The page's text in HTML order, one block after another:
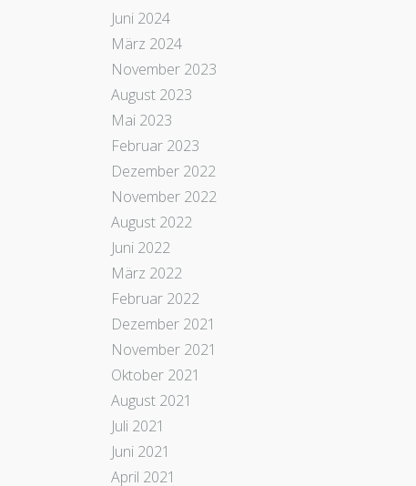
Juni 2024
März 2024
November 2023
August 2023
Mai 2023
Februar 2023
Dezember 2022
November 2022
August 2022
Juni 2022
März 2022
Februar 2022
Dezember 2021
November 2021
Oktober 2021
August 2021
Juli 2021
Juni 2021
April 2021